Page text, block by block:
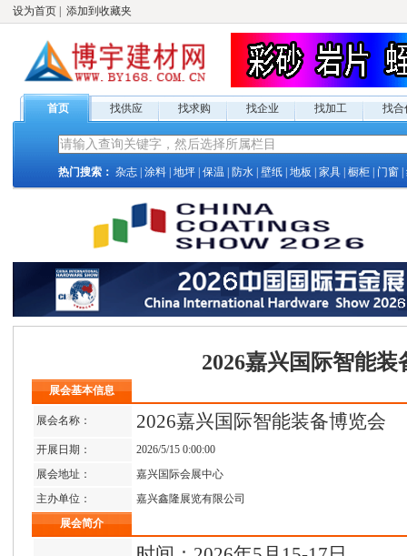
设为首页 添加到收藏夹
首页 找供应 找求购 找企业 找加工 找合
热门搜索： 杂志 涂料 地坪 保温 防水 壁纸 地板 家具 橱柜 门窗
2026嘉兴国际智能装
展会基本信息
展会名称： 2026嘉兴国际智能装备博览会
开展日期：
2026/5/15 0:00:00
展会地址：
嘉兴国际会展中心
主办单位：
嘉兴鑫隆展览有限公司
展会简介